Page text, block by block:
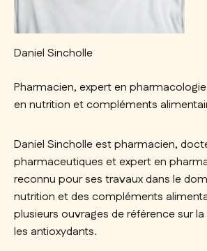
Daniel Sincholle
Pharmacien, expert en
en nutrition et compléments
Daniel Sincholle est pharmacien,
pharmaceutiques et expert en
reconnu pour ses travaux dans le
nutrition et des compléments
plusieurs ouvrages de référence sur
les antioxydants.